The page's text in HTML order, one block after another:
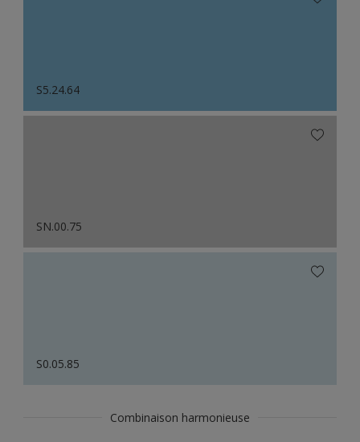
S5.24.64
SN.00.75
S0.05.85
Combinaison harmonieuse